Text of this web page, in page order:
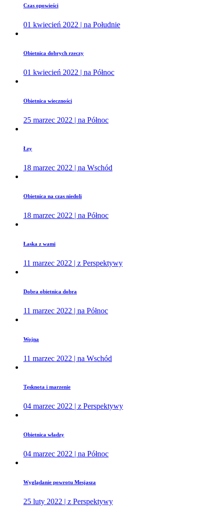
Czas opowieści
01 kwiecień 2022 | na Południe
Obietnica dobrych rzeczy
01 kwiecień 2022 | na Północ
Obietnica wieczności
25 marzec 2022 | na Północ
Łzy
18 marzec 2022 | na Wschód
Obietnica na czas niedoli
18 marzec 2022 | na Północ
Łaska z wami
11 marzec 2022 | z Perspektywy
Dobra obietnica dobra
11 marzec 2022 | na Północ
Wojna
11 marzec 2022 | na Wschód
Tęsknota i marzenie
04 marzec 2022 | z Perspektywy
Obietnica władzy
04 marzec 2022 | na Północ
Wyglądanie powrotu Mesjasza
25 luty 2022 | z Perspektywy